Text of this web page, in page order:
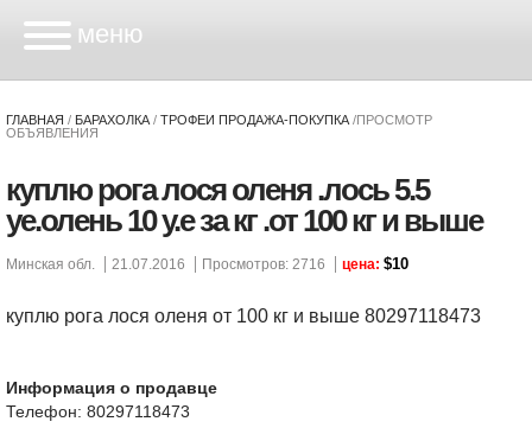
меню
ГЛАВНАЯ / БАРАХОЛКА / ТРОФЕИ ПРОДАЖА-ПОКУПКА /ПРОСМОТР
ОБЪЯВЛЕНИЯ
куплю рога лося оленя .лось 5.5
уе.олень 10 у.е за кг .от 100 кг и выше
Минская обл. 21.07.2016 Просмотров: 2716 цена: $10
куплю рога лося оленя от 100 кг и выше 80297118473
Информация о продавце
Телефон: 80297118473